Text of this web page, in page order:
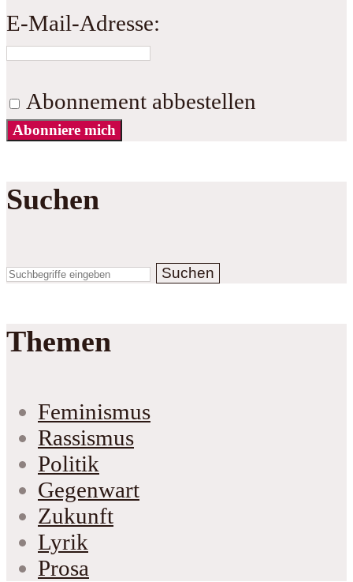
E-Mail-Adresse:
Abonnement abbestellen
Abonniere mich
Suchen
Suchen
Themen
Feminismus
Rassismus
Politik
Gegenwart
Zukunft
Lyrik
Prosa